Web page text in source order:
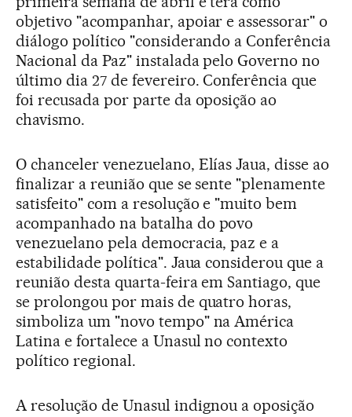
objetivo "acompanhar, apoiar e assessorar" o
diálogo político "considerando a Conferência
Nacional da Paz" instalada pelo Governo no
último dia 27 de fevereiro. Conferência que
foi recusada por parte da oposição ao
chavismo.
O chanceler venezuelano, Elías Jaua, disse ao
finalizar a reunião que se sente "plenamente
satisfeito" com a resolução e "muito bem
acompanhado na batalha do povo
venezuelano pela democracia, paz e a
estabilidade política". Jaua considerou que a
reunião desta quarta-feira em Santiago, que
se prolongou por mais de quatro horas,
simboliza um "novo tempo" na América
Latina e fortalece a Unasul no contexto
político regional.
A resolução de Unasul indignou a oposição